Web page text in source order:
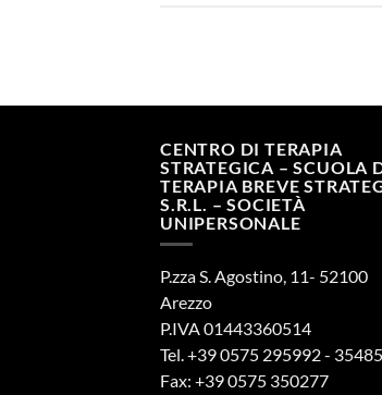
CENTRO DI TERAPIA
STRATEGICA – SCUOLA
TERAPIA BREVE
S.R.L. – SOCIETÀ
UNIPERSONALE
P.zza S. Agostino, 11- 52100
Arezzo
P.IVA 01443360514
Tel. +39 0575 295992 -
Fax: +39 0575 350277